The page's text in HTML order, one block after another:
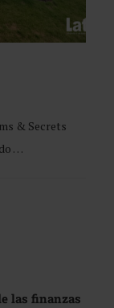
& Secrets
…
las finanzas